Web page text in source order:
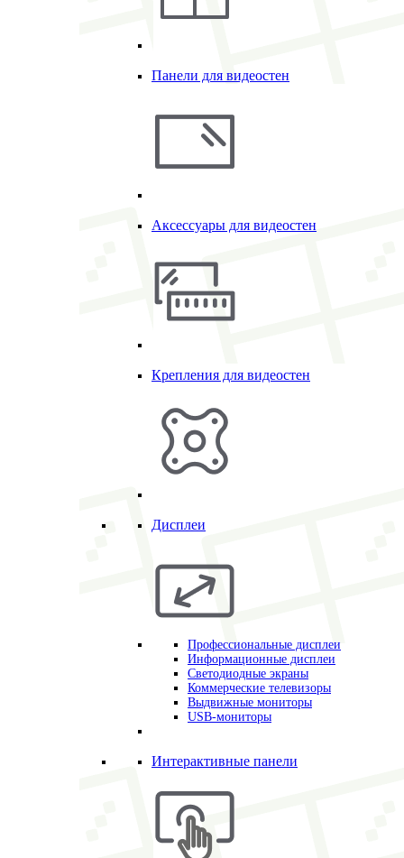
Панели для видеостен
Аксессуары для видеостен
Крепления для видеостен
Дисплеи
Профессиональные дисплеи
Информационные дисплеи
Светодиодные экраны
Коммерческие телевизоры
Выдвижные мониторы
USB-мониторы
Интерактивные панели